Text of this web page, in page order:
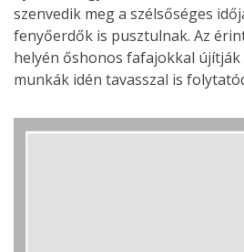
szenvedik meg a szélsőséges
fenyőerdők is pusztulnak. Az
helyén őshonos fafajokkal újítják
munkák idén tavasszal is